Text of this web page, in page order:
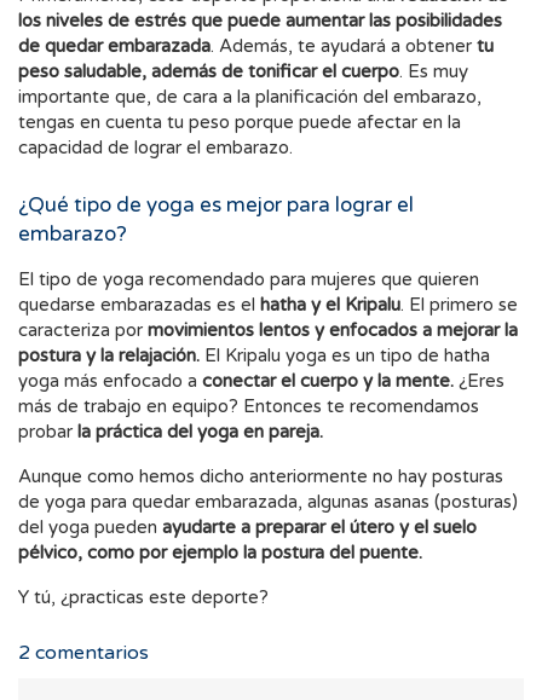
los niveles de estrés que puede aumentar las posibilidades
de quedar embarazada. Además, te ayudará a obtener tu
peso saludable, además de tonificar el cuerpo. Es muy
importante que, de cara a la planificación del embarazo,
tengas en cuenta tu peso porque puede afectar en la
capacidad de lograr el embarazo.
¿Qué tipo de yoga es mejor para lograr el
embarazo?
El tipo de yoga recomendado para mujeres que quieren
quedarse embarazadas es el hatha y el Kripalu. El primero se
caracteriza por movimientos lentos y enfocados a mejorar la
postura y la relajación. El Kripalu yoga es un tipo de hatha
yoga más enfocado a conectar el cuerpo y la mente. ¿Eres
más de trabajo en equipo? Entonces te recomendamos
probar la práctica del yoga en pareja.
Aunque como hemos dicho anteriormente no hay posturas
de yoga para quedar embarazada, algunas asanas (posturas)
del yoga pueden ayudarte a preparar el útero y el suelo
pélvico, como por ejemplo la postura del puente.
Y tú, ¿practicas este deporte?
2 comentarios